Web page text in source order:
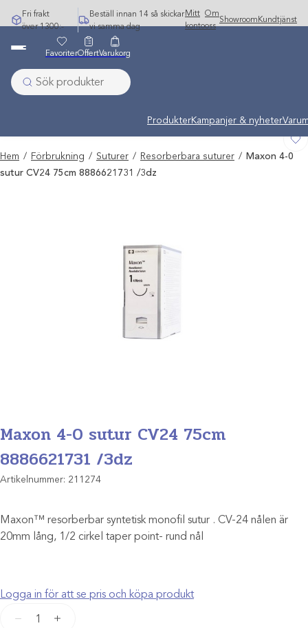
Hoppa
till
Fri frakt
över 1300:-
Beställ innan 14 så skickar
vi samma dag
Mitt
konto
Om
oss
Showroom Kundtjänst
Undermeny stängd: Varumärken
ProdukterKampanjer & nyheter
FavoriterOffertVarukorg
Hem / Förbrukning / Suturer / Resorberbara suturer / Maxon 4-0
sutur CV24 75cm 8886621731 /3dz
Maxon 4-0 sutur CV24 75cm
8886621731 /3dz
Artikelnummer: 211274
Maxon™ resorberbar syntetisk monofil sutur . CV-24 nålen är
20mm lång, 1/2 cirkel taper point- rund nål
Logga in för att se pris och köpa produkt
+